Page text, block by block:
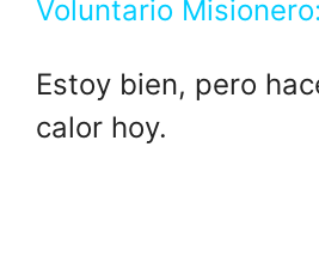
Voluntario Misionero:
Estoy bien, pero
calor hoy.